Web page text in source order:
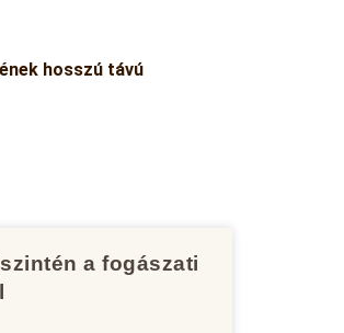
hosszú távú
a fogászati